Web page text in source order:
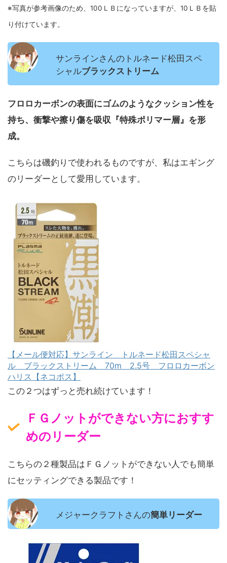
※写真が参考画像のため、100ＬＢになっていますが、10ＬＢを貼
り付けています。
サンラインさんのトルネード松田スペ
シャルブラックストリーム
フロロカーボンの表面にゴムのようなクッション性を
持ち、衝撃や擦り傷を吸収『特殊ポリマー層』を形
成。
こちらは磯釣りで使われるものですが、私はエギング
のリーダーとして愛用しています。
【メール便対応】サンライン トルネード松田スペシャ
ル ブラックストリーム 70m 2.5号 フロロカーボン
ハリス【ネコポス】
この２つはずっと売れ続けています！
ＦＧノットができない方におすす
めのリーダー
こちらの２種製品はＦＧノットができない人でも簡単
にセッティングできる製品です！
メジャークラフトさんの簡単リーダー